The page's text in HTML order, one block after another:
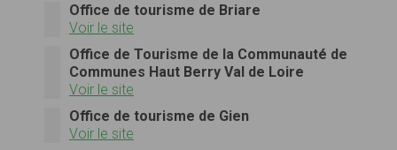
Office de tourisme de Briare
Voir le site
Office de Tourisme de la Communauté de
Communes Haut Berry Val de Loire
Voir le site
Office de tourisme de Gien
Voir le site